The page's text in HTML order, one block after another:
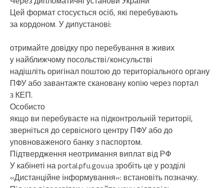
Цей формат стосується осіб, які перебувають
за кордоном. У дипустанові:
отримайте довідку про перебування в живих
у найближчому посольстві/консульстві
надішліть оригінал поштою до територіального органу
ПФУ або завантажте скановану копію через портал
з КЕП.
Особисто
якщо ви перебуваєте на підконтрольній території,
зверніться до сервісного центру ПФУ або до
уповноваженого банку з паспортом.
Підтвердження неотримання виплат від РФ
У кабінеті на portal.pfu.gov.ua зробіть це у розділі
«Дистанційне інформування»: встановіть позначку.